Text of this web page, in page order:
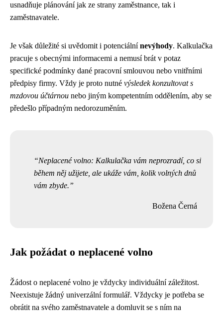
usnadňuje plánování jak ze strany zaměstnance, tak i
zaměstnavatele.
Je však důležité si uvědomit i potenciálnínevýhody. Kalkulačka
pracuje s obecnými informacemi a nemusí brát v potaz
specifické podmínky dané pracovní smlouvou nebo vnitřními
předpisy firmy. Vždy je proto nutné výsledek konzultovat s
mzdovou účtárnou nebo jiným kompetentním oddělením, aby se
předešlo případným nedorozuměním.
Neplacené volno: Kalkulačka vám neprozradí, co si
během něj užijete, ale ukáže vám, kolik volných dnů
vám zbyde.
Božena Černá
Jak požádat o neplacené volno
Žádost o neplacené volno je vždycky individuální záležitost.
Neexistuje žádný univerzální formulář. Vždycky je potřeba se
obrátit na svého zaměstnavatele a domluvit se s ním na